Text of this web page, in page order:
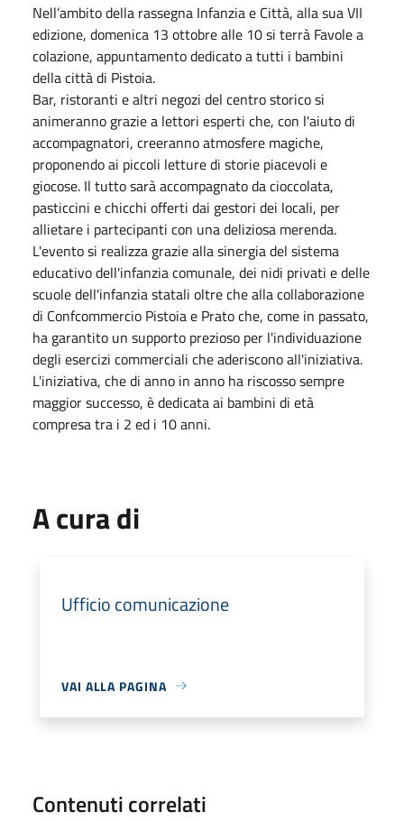
Nell’ambito della rassegna Infanzia e Città, alla sua VII
edizione, domenica 13 ottobre alle 10 si terrà Favole a
colazione, appuntamento dedicato a tutti i bambini
della città di Pistoia.
Bar, ristoranti e altri negozi del centro storico si
animeranno grazie a lettori esperti che, con l'aiuto di
accompagnatori, creeranno atmosfere magiche,
proponendo ai piccoli letture di storie piacevoli e
giocose. Il tutto sarà accompagnato da cioccolata,
pasticcini e chicchi offerti dai gestori dei locali, per
allietare i partecipanti con una deliziosa merenda.
L'evento si realizza grazie alla sinergia del sistema
educativo dell'infanzia comunale, dei nidi privati e delle
scuole dell'infanzia statali oltre che alla collaborazione
di Confcommercio Pistoia e Prato che, come in passato,
ha garantito un supporto prezioso per l'individuazione
degli esercizi commerciali che aderiscono all'iniziativa.
L'iniziativa, che di anno in anno ha riscosso sempre
maggior successo, è dedicata ai bambini di età
compresa tra i 2 ed i 10 anni.
A cura di
Ufficio comunicazione
VAI ALLA PAGINA
Contenuti correlati